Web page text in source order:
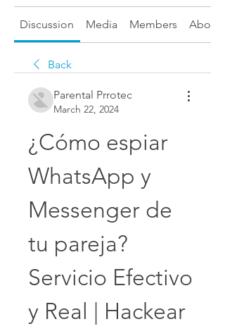
Discussion Media Members About
Back
Parental Prrotec
March 22, 2024
¿Cómo espiar
WhatsApp y
Messenger de
tu pareja?
Servicio Efectivo
y Real | Hackear